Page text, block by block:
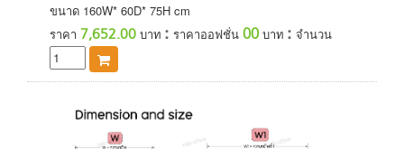
ขนาด 160W* 60D* 75H cm
ราคา 7,652.00 บาท : ราคาออฟชั่น 00 บาท : จำนวน